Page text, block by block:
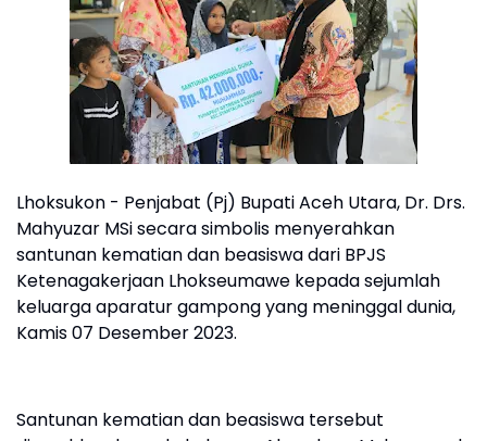
Lhoksukon - Penjabat (Pj) Bupati Aceh Utara, Dr. Drs.
Mahyuzar MSi secara simbolis menyerahkan
santunan kematian dan beasiswa dari BPJS
Ketenagakerjaan Lhokseumawe kepada sejumlah
keluarga aparatur gampong yang meninggal dunia,
Kamis 07 Desember 2023.
Santunan kematian dan beasiswa tersebut